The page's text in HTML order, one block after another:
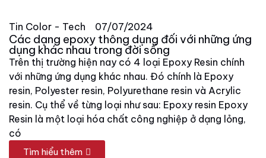
Tin Color - Tech 07/07/2024
Các dạng epoxy thông dụng đối với những ứng
dụng khác nhau trong đời sống
Trên thị trường hiện nay có 4 loại Epoxy Resin chính
với những ứng dụng khác nhau. Đó chính là Epoxy
resin, Polyester resin, Polyurethane resin và Acrylic
resin. Cụ thể về từng loại như sau: Epoxy resin Epoxy
Resin là một loại hóa chất công nghiệp ở dạng lỏng,
có
Tìm hiểu thêm